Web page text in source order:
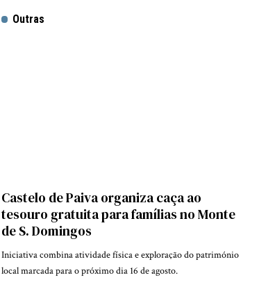
Outras
Castelo de Paiva organiza caça ao
tesouro gratuita para famílias no Monte
de S. Domingos
Iniciativa combina atividade física e exploração do património
local marcada para o próximo dia 16 de agosto.